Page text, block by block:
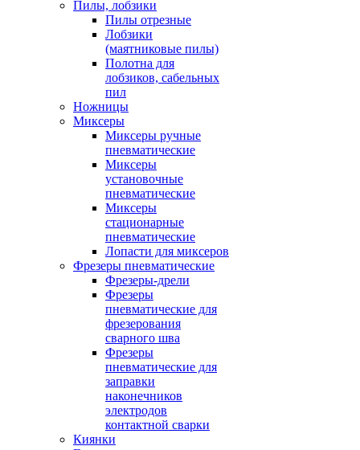
Пилы, лобзики
Пилы отрезные
Лобзики
(маятниковые пилы)
Полотна для
лобзиков, сабельных
пил
Ножницы
Миксеры
Миксеры ручные
пневматические
Миксеры
установочные
пневматические
Миксеры
стационарные
пневматические
Лопасти для миксеров
Фрезеры пневматические
Фрезеры-дрели
Фрезеры
пневматические для
фрезерования
сварного шва
Фрезеры
пневматические для
заправки
наконечников
электродов
контактной сварки
Киянки